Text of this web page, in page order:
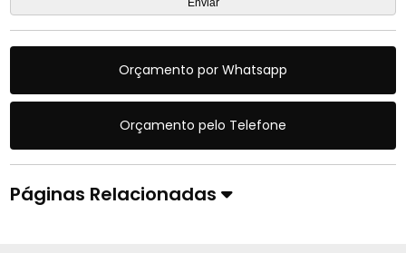
Orçamento por Whatsapp
Orçamento pelo Telefone
Páginas Relacionadas